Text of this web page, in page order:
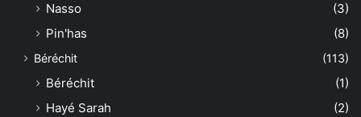
Nasso
(3)
Pin'has
(8)
Béréchit (113)
Béréchit
(1)
Hayé Sarah
(2)